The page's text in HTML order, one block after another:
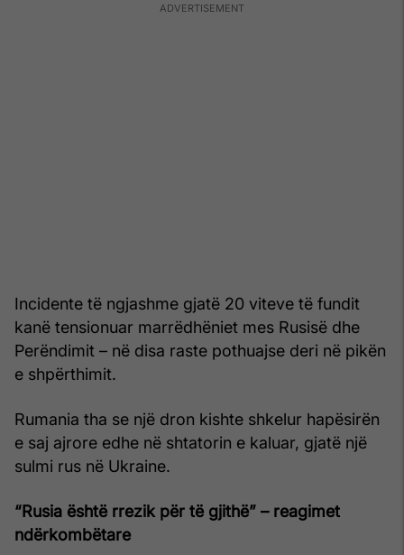
Incidente të ngjashme gjatë 20 viteve të fundit
kanë tensionuar marrëdhëniet mes Rusisë dhe
Perëndimit – në disa raste pothuajse deri në pikën
e shpërthimit.
Rumania tha se një dron kishte shkelur hapësirën
e saj ajrore edhe në shtatorin e kaluar, gjatë një
sulmi rus në Ukraine.
“Rusia është rrezik për të gjithë” – reagimet
ndërkombëtare